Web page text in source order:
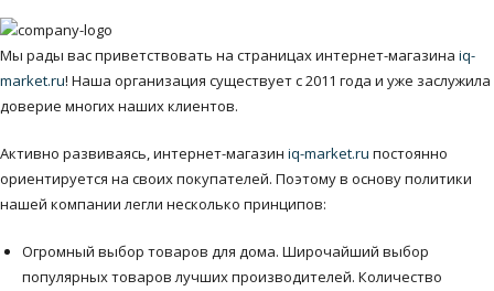
Мы рады вас приветствовать на страницах интернет-магазина iq-
market.ru! Наша организация существует с 2011 года и уже заслужила
доверие многих наших клиентов.
Активно развиваясь, интернет-магазин iq-market.ru постоянно
ориентируется на своих покупателей. Поэтому в основу политики
нашей компании легли несколько принципов:
Огромный выбор товаров для дома. Широчайший выбор
популярных товаров лучших производителей. Количество